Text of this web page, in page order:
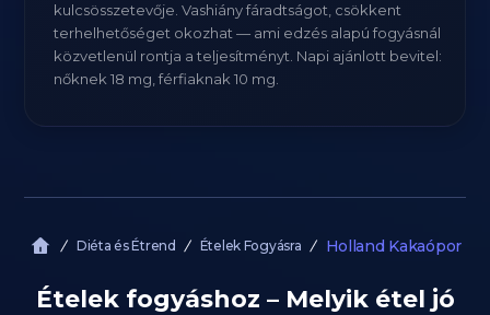
kulcsösszetevője. Vashiány fáradtságot, csökkent
terhelhetőséget okozhat — ami edzés alapú fogyásnál
közvetlenül rontja a teljesítményt. Napi ajánlott bevitel:
nőknek 18 mg, férfiaknak 10 mg.
Diéta és Étrend Ételek Fogyásra Holland Kakaópor
Ételek fogyáshoz – Melyik étel jó